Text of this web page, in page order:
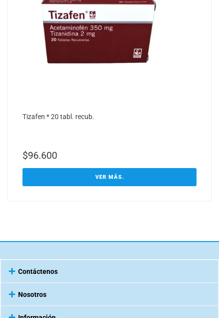
Tizafen * 20 tabl. recub.
$96.600
VER MÁS.
Contáctenos
Nosotros